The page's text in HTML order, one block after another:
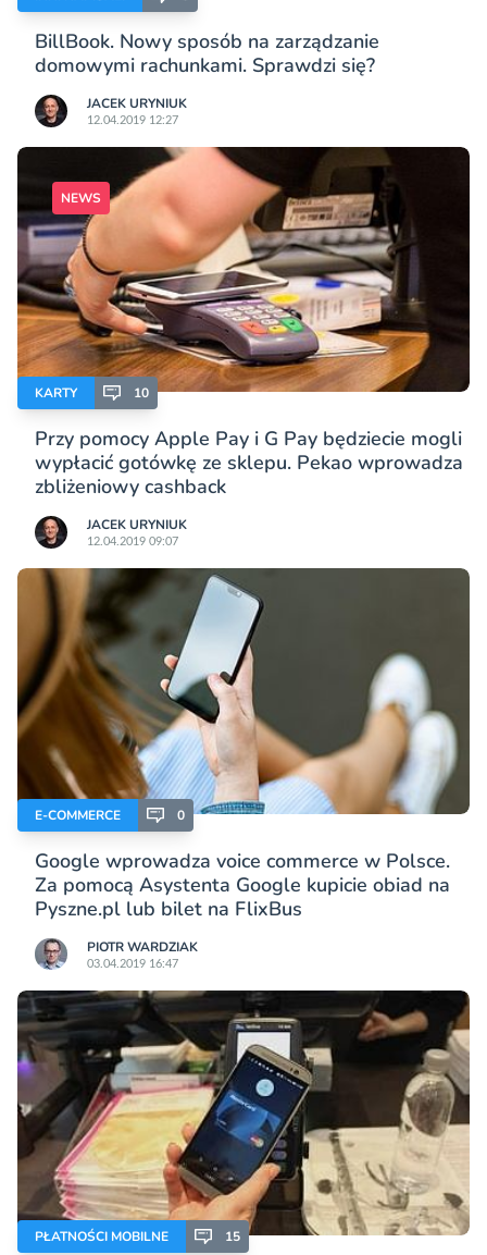
BillBook. Nowy sposób na zarządzanie
domowymi rachunkami. Sprawdzi się?
JACEK URYNIUK
12.04.2019 12:27
NEWS
KARTY 10
Przy pomocy Apple Pay i G Pay będziecie mogli
wypłacić gotówkę ze sklepu. Pekao wprowadza
zbliżeniowy cashback
JACEK URYNIUK
12.04.2019 09:07
E-COMMERCE 0
Google wprowadza voice commerce w Polsce.
Za pomocą Asystenta Google kupicie obiad na
Pyszne.pl lub bilet na FlixBus
PIOTR WARDZIAK
03.04.2019 16:47
PŁATNOŚCI MOBILNE 15